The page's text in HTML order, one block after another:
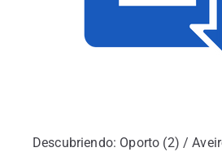
Descubriendo: Oporto (2) /